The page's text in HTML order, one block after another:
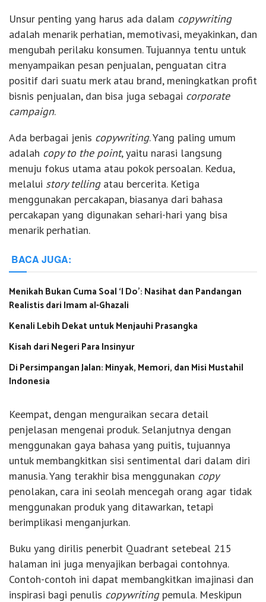
Unsur penting yang harus ada dalam copywriting
adalah menarik perhatian, memotivasi, meyakinkan, dan
mengubah perilaku konsumen. Tujuannya tentu untuk
menyampaikan pesan penjualan, penguatan citra
positif dari suatu merk atau brand, meningkatkan profit
bisnis penjualan, dan bisa juga sebagai corporate
campaign.
Ada berbagai jenis copywriting. Yang paling umum
adalah copy to the point, yaitu narasi langsung
menuju fokus utama atau pokok persoalan. Kedua,
melalui story tellingatau bercerita. Ketiga
menggunakan percakapan, biasanya dari bahasa
percakapan yang digunakan sehari-hari yang bisa
menarik perhatian.
BACA JUGA:
Menikah Bukan Cuma Soal ‘I Do’: Nasihat dan Pandangan
Realistis dari Imam al-Ghazali
Kenali Lebih Dekat untuk Menjauhi Prasangka
Kisah dari Negeri Para Insinyur
Di Persimpangan Jalan: Minyak, Memori, dan Misi Mustahil
Indonesia
Keempat, dengan menguraikan secara detail
penjelasan mengenai produk. Selanjutnya dengan
menggunakan gaya bahasa yang puitis, tujuannya
untuk membangkitkan sisi sentimental dari dalam diri
manusia. Yang terakhir bisa menggunakan copy
penolakan, cara ini seolah mencegah orang agar tidak
menggunakan produk yang ditawarkan, tetapi
berimplikasi menganjurkan.
Buku yang dirilis penerbit Quadrant setebeal 215
halaman ini juga menyajikan berbagai contohnya.
Contoh-contoh ini dapat membangkitkan imajinasi dan
inspirasi bagi penulis copywritingpemula. Meskipun